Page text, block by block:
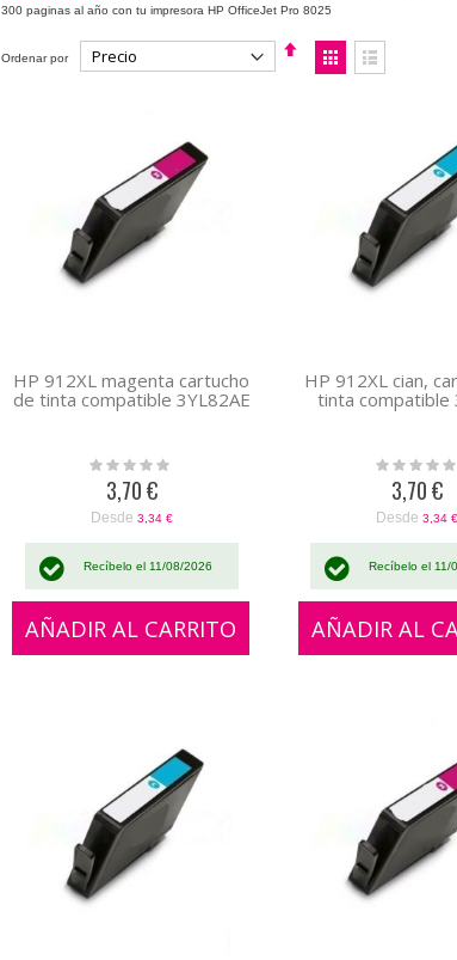
300 paginas al año con tu impresora HP OfficeJet Pro 8025
Ordenar por
Fijar
Dirección
Ver
como
HP 912XL magenta cartucho
de tinta compatible 3YL82AE
Rating:
3,70 €
Desde 3,34 €
Recíbelo el 11/08/2026
AÑADIR AL CARRITO
HP 912XL cian,
tinta compatible
Rating:
3,70 €
Desde 3,34 €
Recíbelo el 11/
AÑADIR AL